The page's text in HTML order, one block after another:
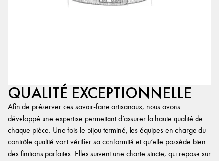
QUALITÉ EXCEPTIONNELLE
Afin de préserver ces savoir-faire artisanaux, nous avons
développé une expertise permettant d’assurer la haute qualité de
chaque pièce. Une fois le bijou terminé, les équipes en charge du
contrôle qualité vont vérifier sa conformité et qu’elle possède bien
des finitions parfaites. Elles suivent une charte stricte, qui repose sur